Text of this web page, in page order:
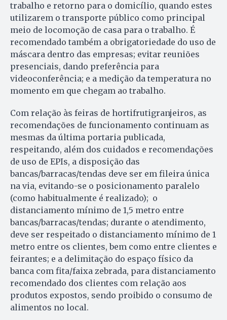
trabalho e retorno para o domicílio, quando estes
utilizarem o transporte público como principal
meio de locomoção de casa para o trabalho. É
recomendado também a obrigatoriedade do uso de
máscara dentro das empresas; evitar reuniões
presenciais, dando preferência para
videoconferência; e a medição da temperatura no
momento em que chegam ao trabalho.
Com relação às feiras de hortifrutigranjeiros, as
recomendações de funcionamento continuam as
mesmas da última portaria publicada,
respeitando, além dos cuidados e recomendações
de uso de EPIs, a disposição das
bancas/barracas/tendas deve ser em fileira única
na via, evitando-se o posicionamento paralelo
(como habitualmente é realizado); o
distanciamento mínimo de 1,5 metro entre
bancas/barracas/tendas; durante o atendimento,
deve ser respeitado o distanciamento mínimo de 1
metro entre os clientes, bem como entre clientes e
feirantes; e a delimitação do espaço físico da
banca com fita/faixa zebrada, para distanciamento
recomendado dos clientes com relação aos
produtos expostos, sendo proibido o consumo de
alimentos no local.